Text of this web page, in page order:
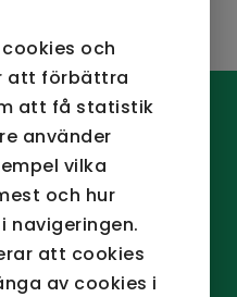
och
att förbättra
att få statistik
använder
vilka
och hur
navigeringen.
att cookies
av cookies i